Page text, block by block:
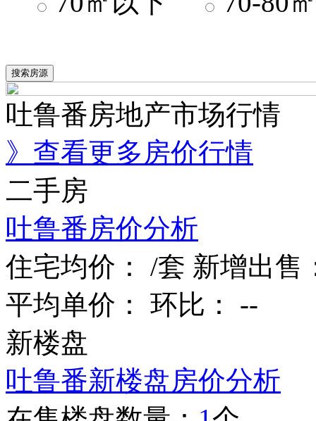
吐鲁番房地产市场行情
》查看更多房价行情
二手房
吐鲁番房价分析
住宅均价：
/套 新增出售
平均单价：
环比：
--
新楼盘
吐鲁番新楼盘房价分析